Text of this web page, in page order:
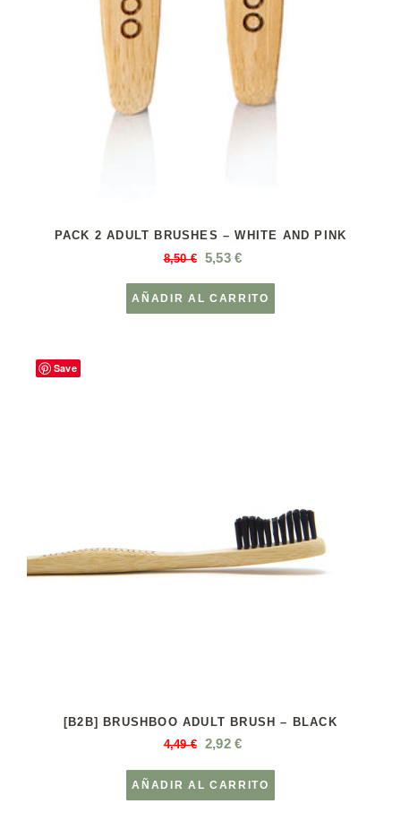
PACK 2 ADULT BRUSHES – WHITE AND PINK
8,50€ 5,53€
AÑADIR AL CARRITO
Save
[B2B] BRUSHBOO ADULT BRUSH – BLACK
4,49€ 2,92€
AÑADIR AL CARRITO